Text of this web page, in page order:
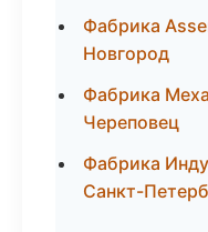
Фабрика
Новгород
Фабрика
Череповец
Фабрика
Санкт-